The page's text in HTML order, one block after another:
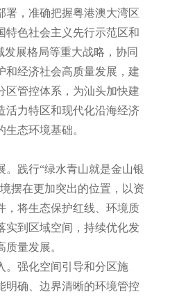
署，准确把握粤港澳大湾区
特色社会主义先行示范区和
发展格局等重大战略，协同
和经济社会高质量发展，建
区管控体系，为汕头加快建
活力特区和现代化沿海经济
态环境基础。
践行“绿水青山就是金山银
摆在更加突出的位置，以资
，将生态保护红线、环境质
实到区域空间，持续优化发
量发展。
强化空间引导和分区施
明确、边界清晰的环境管控